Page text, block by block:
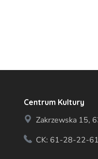
Centrum Kultury
Zakrzewska 15,
CK: 61-28-22-